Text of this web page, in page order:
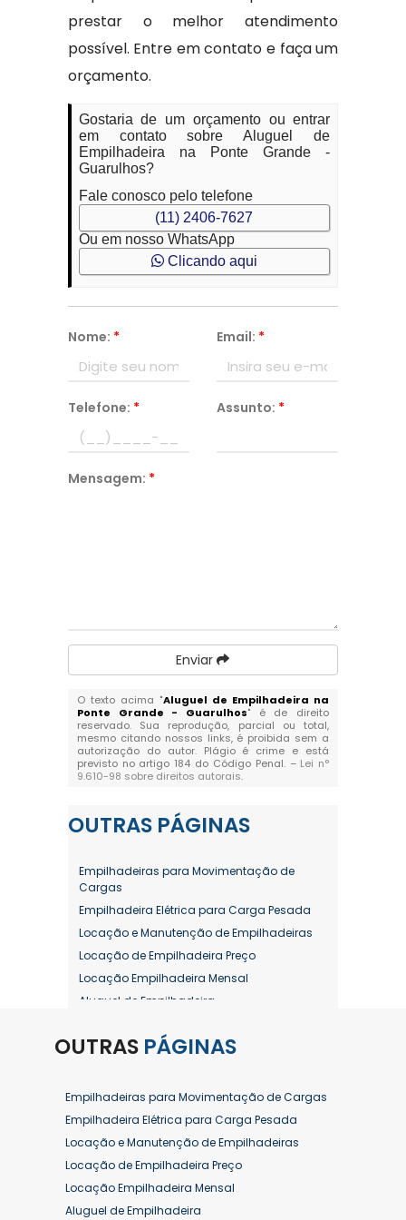
prestar o melhor atendimento
possível. Entre em contato e faça um
orçamento.
Gostaria de um orçamento ou entrar
em contato sobre Aluguel de
Empilhadeira na Ponte Grande -
Guarulhos?
Fale conosco pelo telefone
(11) 2406-7627
Ou em nosso WhatsApp
Clicando aqui
Nome: * Email: *
Telefone: * Assunto: *
Mensagem: *
Enviar
O texto acima "Aluguel de Empilhadeira na
Ponte Grande - Guarulhos" é de direito
reservado. Sua reprodução, parcial ou total,
mesmo citando nossos links, é proibida sem a
autorização do autor. Plágio é crime e está
previsto no artigo 184 do Código Penal. – Lei n°
9.610-98 sobre direitos autorais.
OUTRAS PÁGINAS
Empilhadeiras para Movimentação de
Cargas
Empilhadeira Elétrica para Carga Pesada
Locação e Manutenção de Empilhadeiras
Locação de Empilhadeira Preço
Locação Empilhadeira Mensal
Aluguel de Empilhadeira
Aluguel de Empilhadeira Diária Valor
Aluguel de Empilhadeira Elétrica Preço
Aluguel de Empilhadeira Mensal
Aluguel de Empilhadeira Preço
Aluguel de Empilhadeira Valor
Aluguel de Empilhadeiras Eletricas
Conserto de Empilhadeira
OUTRAS PÁGINAS
Empilhadeiras para Movimentação de Cargas
Empilhadeira Elétrica para Carga Pesada
Locação e Manutenção de Empilhadeiras
Locação de Empilhadeira Preço
Locação Empilhadeira Mensal
Aluguel de Empilhadeira